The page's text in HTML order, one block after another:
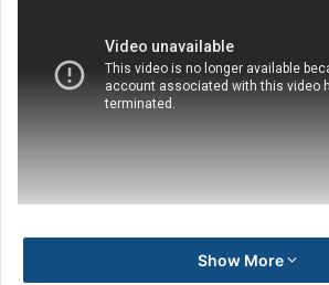
Show More